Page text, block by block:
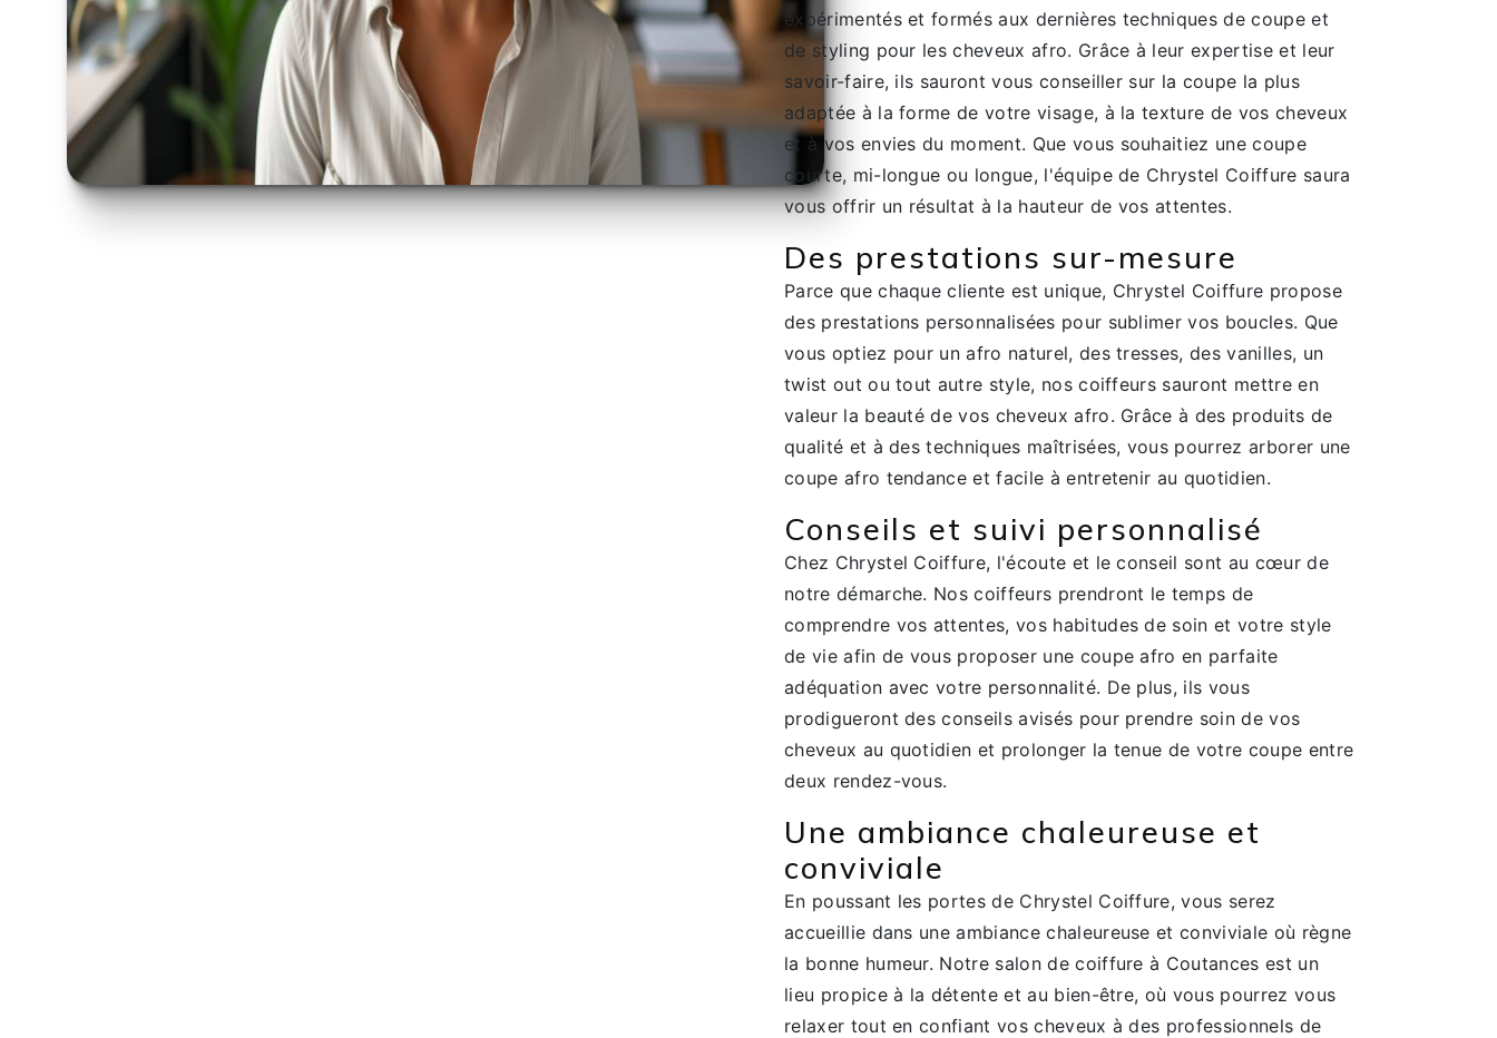
expérimentés et formés aux dernières techniques de coupe et
de styling pour les cheveux afro. Grâce à leur expertise et leur
savoir-faire, ils sauront vous conseiller sur la coupe la plus
adaptée à la forme de votre visage, à la texture de vos cheveux
et à vos envies du moment. Que vous souhaitiez une coupe
courte, mi-longue ou longue, l'équipe de Chrystel Coiffure saura
vous offrir un résultat à la hauteur de vos attentes.
Des prestations sur-mesure
Parce que chaque cliente est unique, Chrystel Coiffure propose
des prestations personnalisées pour sublimer vos boucles. Que
vous optiez pour un afro naturel, des tresses, des vanilles, un
twist out ou tout autre style, nos coiffeurs sauront mettre en
valeur la beauté de vos cheveux afro. Grâce à des produits de
qualité et à des techniques maîtrisées, vous pourrez arborer une
coupe afro tendance et facile à entretenir au quotidien.
Conseils et suivi personnalisé
Chez Chrystel Coiffure, l'écoute et le conseil sont au cœur de
notre démarche. Nos coiffeurs prendront le temps de
comprendre vos attentes, vos habitudes de soin et votre style
de vie afin de vous proposer une coupe afro en parfaite
adéquation avec votre personnalité. De plus, ils vous
prodigueront des conseils avisés pour prendre soin de vos
cheveux au quotidien et prolonger la tenue de votre coupe entre
deux rendez-vous.
Une ambiance chaleureuse et
conviviale
En poussant les portes de Chrystel Coiffure, vous serez
accueillie dans une ambiance chaleureuse et conviviale où règne
la bonne humeur. Notre salon de coiffure à Coutances est un
lieu propice à la détente et au bien-être, où vous pourrez vous
relaxer tout en confiant vos cheveux à des professionnels de